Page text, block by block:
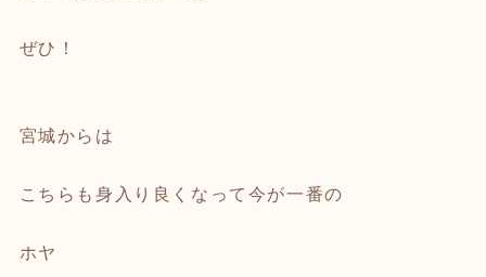
ぜひ！
宮城からは
こちらも身入り良くなって今が一番の
ホヤ